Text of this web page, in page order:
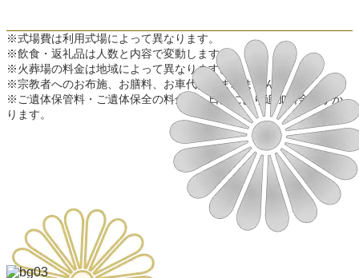
※式場費は利用式場によって異なります。
※飲食・返礼品は人数と内容で変動します。
※火葬場の料金は地域によって異なります。
※宗教者へのお布施、お膳料、お車代は含まれません。
※ご遺体保管料・ご遺体保全の料金は、日数により追加料金がかか
ります。